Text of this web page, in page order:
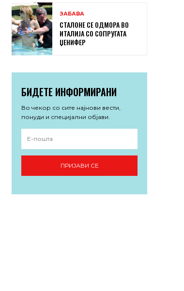
ЗАБАВА
СТАЛОНЕ СЕ ОДМОРА ВО
ИТАЛИЈА СО СОПРУГАТА
ЏЕНИФЕР
БИДЕТЕ ИНФОРМИРАНИ
Во чекор со сите најнови вести,
понуди и специјални објави.
ПРИЈАВИ СЕ